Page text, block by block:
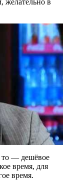
то — дешёвое
время, для
время.